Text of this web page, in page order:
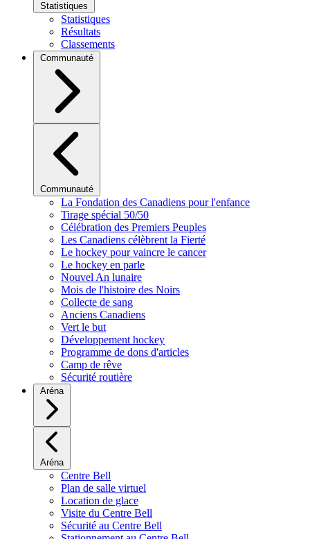
Statistiques
Statistiques
Résultats
Classements
Communauté
Communauté
La Fondation des Canadiens pour l'enfance
Tirage spécial 50/50
Célébration des Premiers Peuples
Les Canadiens célèbrent la Fierté
Le hockey pour vaincre le cancer
Le hockey en parle
Nouvel An lunaire
Mois de l'histoire des Noirs
Collecte de sang
Anciens Canadiens
Vert le but
Développement hockey
Programme de dons d'articles
Camp de rêve
Sécurité routière
Aréna
Aréna
Centre Bell
Plan de salle virtuel
Location de glace
Visite du Centre Bell
Sécurité au Centre Bell